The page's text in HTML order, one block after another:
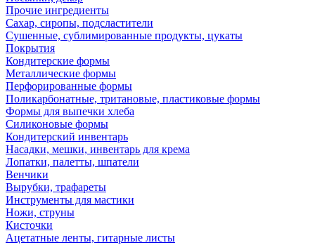
Прочие ингредиенты
Сахар, сиропы, подсластители
Сушенные, сублимированные продукты, цукаты
Покрытия
Кондитерские формы
Металлические формы
Перфорированные формы
Поликарбонатные, тритановые, пластиковые формы
Формы для выпечки хлеба
Силиконовые формы
Кондитерский инвентарь
Насадки, мешки, инвентарь для крема
Лопатки, палетты, шпатели
Венчики
Вырубки, трафареты
Инструменты для мастики
Ножи, струны
Кисточки
Ацетатные ленты, гитарные листы